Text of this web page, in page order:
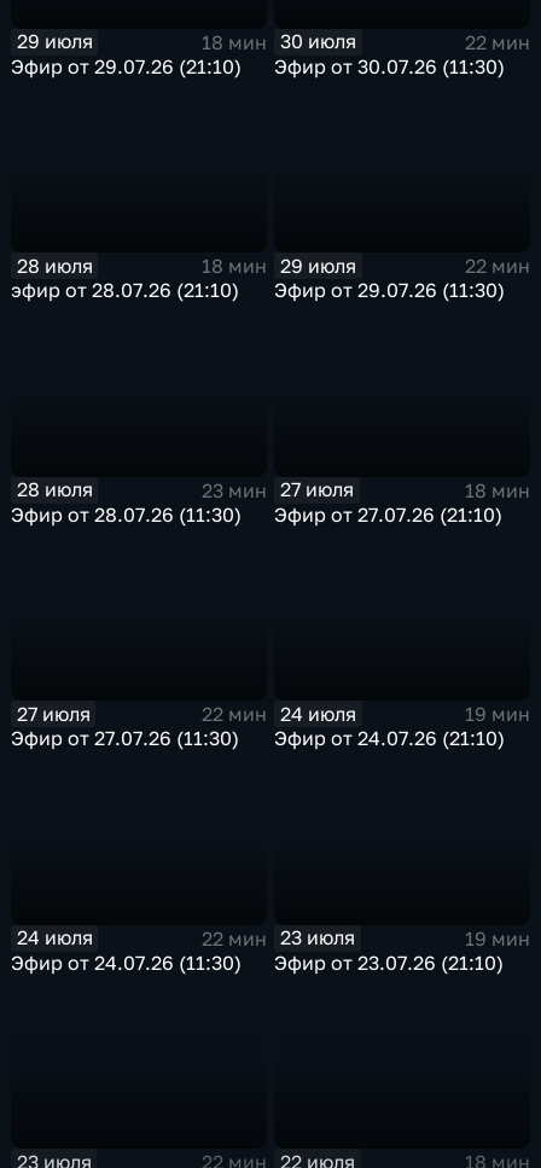
29 июля
18 мин
Эфир от 29.07.26 (21:10)
30 июля
22 мин
Эфир от 30.07.26 (11:30)
28 июля
18 мин
эфир от 28.07.26 (21:10)
29 июля
22 мин
Эфир от 29.07.26 (11:30)
28 июля
23 мин
Эфир от 28.07.26 (11:30)
27 июля
18 мин
Эфир от 27.07.26 (21:10)
27 июля
22 мин
Эфир от 27.07.26 (11:30)
24 июля
19 мин
Эфир от 24.07.26 (21:10)
24 июля
22 мин
Эфир от 24.07.26 (11:30)
23 июля
19 мин
Эфир от 23.07.26 (21:10)
23 июля
22 мин
22 июля
18 мин